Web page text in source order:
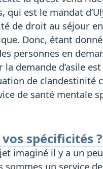
qui est le mandat
de droit au séjour
Donc, étant
personnes en
la demande d’asile
de clandestinité
de santé mentale
spécificités
imaginé il y a un
sommes un service